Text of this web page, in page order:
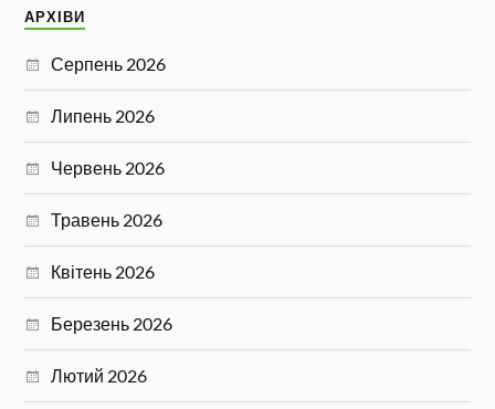
АРХІВИ
Серпень 2026
Липень 2026
Червень 2026
Травень 2026
Квітень 2026
Березень 2026
Лютий 2026